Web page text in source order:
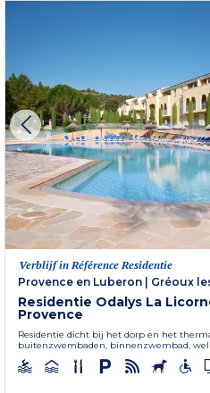
Verblijf in Référence Residentie
Provence en Luberon
Gréoux
Residentie Odalys La
Provence
Residentie dicht bij het dorp en het
buitenzwembaden, binnenzwembad,